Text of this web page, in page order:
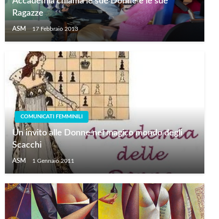
Ragazze
ASM 17 Febbraio 2013
COMUNICATI FEMMINILI
Un invito alle Donne nel magico mondo degli
Scacchi
ASM 1 Gennaio 2011